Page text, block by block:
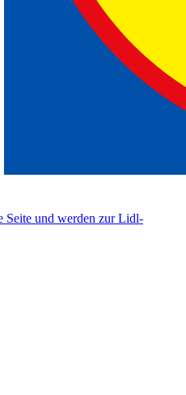
Seite und werden zur Lidl-